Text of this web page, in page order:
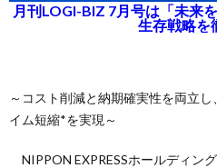
月刊LOGI-BIZ 7月号は「未来
生存戦略を
～コスト削減と納期確実性を両立
イム短縮*を実現～
NIPPON EXPRESSホールディン